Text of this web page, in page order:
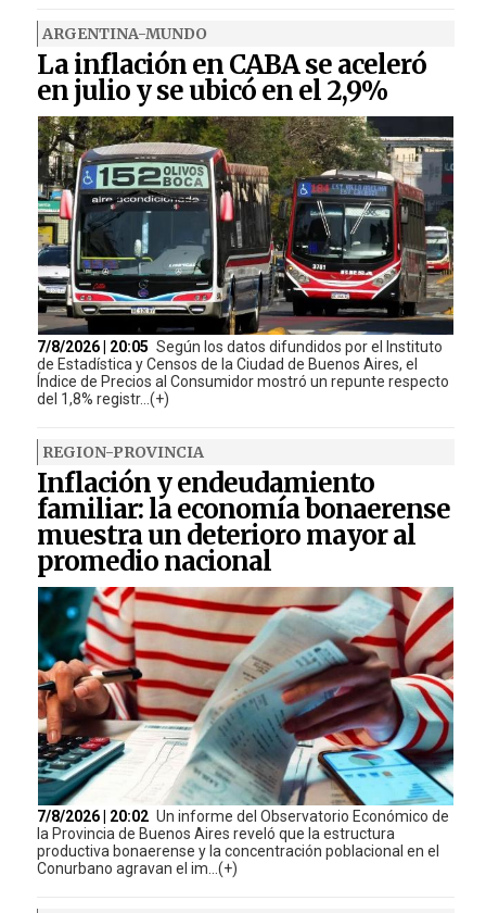
ARGENTINA-MUNDO
La inflación en CABA se aceleró
en julio y se ubicó en el 2,9%
7/8/2026 | 20:05 Según los datos difundidos por el Instituto
de Estadística y Censos de la Ciudad de Buenos Aires, el
Índice de Precios al Consumidor mostró un repunte respecto
del 1,8% registr...(+)
REGION-PROVINCIA
Inflación y endeudamiento
familiar: la economía bonaerense
muestra un deterioro mayor al
promedio nacional
7/8/2026 | 20:02 Un informe del Observatorio Económico de
la Provincia de Buenos Aires reveló que la estructura
productiva bonaerense y la concentración poblacional en el
Conurbano agravan el im...(+)